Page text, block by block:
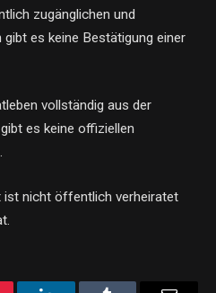
zugänglichen und
es keine Bestätigung einer
vollständig aus der
es keine offiziellen
ist nicht öffentlich verheiratet